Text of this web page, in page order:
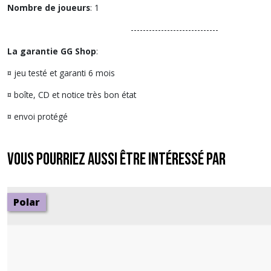
Nombre de joueurs: 1
-----------------------------
La garantie GG Shop:
¤ jeu testé et garanti 6 mois
¤ boîte, CD et notice très bon état
¤ envoi protégé
Vous pourriez aussi être intéressé par
Polar